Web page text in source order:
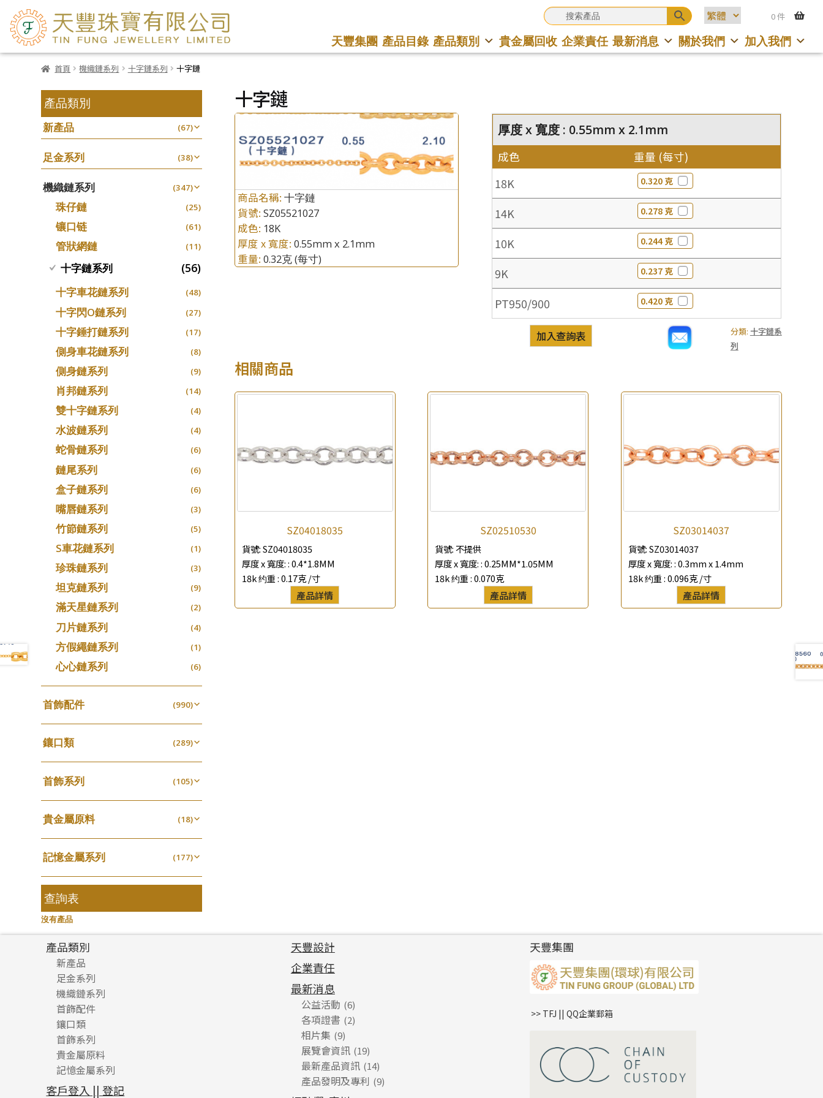
0 件
天豐集團 產品目錄 產品類別 貴金屬回收 企業責任 最新消息 關於我們 加入我們
首頁 機織鏈系列 十字鏈系列 十字鏈
十字鏈
產品查詢 ×
你的名字
*e-mail
*聯絡電話
查詢以下產品
商品名稱: 十字鏈
貨號: SZ05521027
成色: 18K
厚度 x 寬度: 0.55mm x 2.1mm
重量: 0.32克(每寸)
厚度 x 寬度 : 0.55mm x 2.1mm
成色 重量 (每寸)
18K 0.320 克
14K 0.278 克
10K 0.244 克
9K 0.237 克
PT950/900 0.420 克
分類: 十字鏈系
列
加入查詢表
相關商品
SZ04018035
貨號:SZ04018035
厚度 x 寬度: :0.4*1.8MM
18k 约重 :0.17克 /寸
產品詳情
SZ02510530
貨號: 不提供
厚度 x 寬度: : 0.25MM*1.05MM
18k 约重 :0.070克
產品詳情
SZ03014037
貨號:SZ03014037
厚度 x 寬度: :0.3mm x 1.4mm
18k 约重 :0.096克 /寸
產品詳情
產品類別
新產品 (67)
足金系列 (38)
機織鏈系列 (347)
珠仔鏈 (25)
镶口链 (61)
管狀網鏈 (11)
十字鏈系列 (56)
十字車花鏈系列 (48)
十字閃O鏈系列 (27)
十字錘打鏈系列 (17)
側身車花鏈系列 (8)
側身鏈系列 (9)
肖邦鏈系列 (14)
雙十字鏈系列 (4)
水波鏈系列 (4)
蛇骨鏈系列 (6)
鏈尾系列 (6)
盒子鏈系列 (6)
嘴唇鏈系列 (3)
竹節鏈系列 (5)
S車花鏈系列 (1)
珍珠鏈系列 (3)
坦克鏈系列 (9)
滿天星鏈系列 (2)
刀片鏈系列 (4)
方假繩鏈系列 (1)
心心鏈系列 (6)
首飾配件 (990)
耳環類配件 (341)
卷迫系列 (13)
螺絲迫系列 (15)
梅花迫系列 (19)
平臺迫系列 (74)
綫拍系列 (42)
美拍系列 (16)
耳針系列 (6)
耳環扣系列
耳綫/耳鈎系列
耳環爪頭
耳環
鏈類配件
調節珠系列
生圈扣系列
鴨俐制系列
字母吊墜
相盒吊墜 (11)
生肖吊墜
管扣系列
星座吊墜
水泡扣
珠扣
其他類配件 (161)
珠盤系列 (16)
袖口鈕系列 (7)
焊片及鐳射綫 (2)
空心車花管 (19)
其他 (104)
無孔光身珠 (7)
無孔批花珠
空心批花珠 (22)
鑲口類 (289)
四爪頭系列 (20)
六爪頭系列 (41)
車花片 (35)
動感車花片 (20)
鑲口戒指 (16)
鑲口手鏈系列 (146)
首飾系列 (105)
手镯系列 (8)
戒指系列 (8)
空心耳環 (27)
空心车花管首饰链 (15)
空心手鐲系列 (8)
牛仔鏈
貴金屬原料 (18)
千足金 (18)
記憶金屬系列 (177)
記憶戒指 (30)
拉簧珠珠手鏈
記憶鈦手鐲
查詢表
沒有產品
*你的名字
公司名稱
產品類別
新產品
足金系列
足金配件
機織鏈系列
珠仔鏈
镶口链
管狀網鏈
十字車花鏈系列
十字閃O鏈系列
十字錘打鏈系列
首飾配件
耳環類配件
卷迫系列
螺絲迫系列
梅花迫系列
平臺迫系列
鏈類配件
動感車花吊墜
調節珠系列
生圈扣系列
其他類配件
珠盤系列
袖口鈕系列
珠類配件
無孔光身珠
鑲口類
四爪頭系列
六爪頭系列
車花片
動感車花片
首飾系列
手镯系列
戒指系列
空心耳環
貴金屬原料
千足金
記憶金屬系列
記憶戒指
客戶登入 || 登記
天豐設計
企業責任
最新消息
公益活動 (6)
各項證書 (2)
相片集 (9)
展覽會資訊 (19)
最新產品資訊 (14)
產品發明及專利 (9)
天豐集團
>> TFJ || QQ企業郵箱